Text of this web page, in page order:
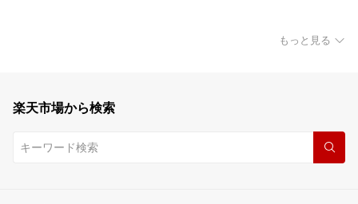
もっと見る
楽天市場から検索